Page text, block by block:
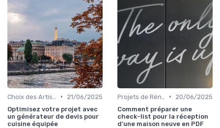
•
21/06/2025
Optimisez votre projet avec
un générateur de devis pour
cuisine équipée
•
20/06/2025
Comment préparer une
check-list pour la réception
d'une maison neuve en PDF